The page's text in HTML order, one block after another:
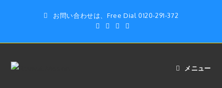
ン
お問い合わせは、Free Dial 0120-291-372
メニュー